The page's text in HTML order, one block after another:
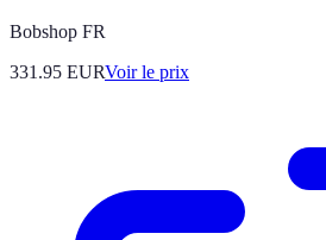
Bobshop FR
331.95 EURVoir le prix